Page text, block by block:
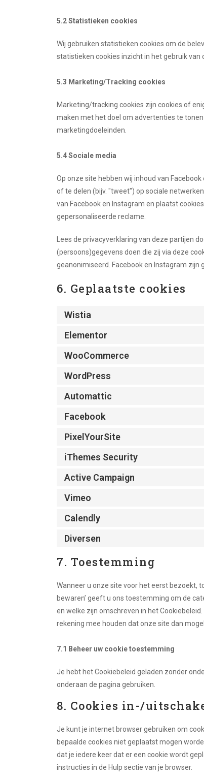
5.2 Statistieken cookies
Wij gebruiken statistieken cookies om de
statistieken cookies inzicht in het gebruik
5.3 Marketing/Tracking cookies
Marketing/tracking cookies zijn cookies of
maken met het doel om advertenties te
marketingdoeleinden.
5.4 Sociale media
Op onze site hebben wij inhoud van
of te delen (bijv. "tweet") op sociale
van Facebook en Instagram en plaatst
gepersonaliseerde reclame.
Lees de privacyverklaring van deze partijen
(persoons)gegevens doen die zij via deze
geanonimiseerd. Facebook en Instagram zijn
6. Geplaatste cookies
Wistia
Elementor
WooCommerce
WordPress
Automattic
Facebook
PixelYourSite
iThemes Security
Active Campaign
Vimeo
Calendly
Diversen
7. Toestemming
Wanneer u onze site voor het eerst bezoekt,
bewaren’ geeft u ons toestemming om de
en welke zijn omschreven in het
rekening mee houden dat onze site dan
7.1 Beheer uw cookie toestemming
Je hebt het Cookiebeleid geladen zonder
onderaan de pagina gebruiken.
8. Cookies in-/
Je kunt je internet browser gebruiken om
bepaalde cookies niet geplaatst mogen
dat je iedere keer dat er een cookie wordt
instructies in de Hulp sectie van je browser.